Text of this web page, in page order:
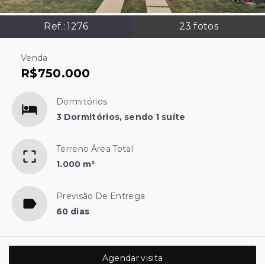
Ref.:1276 23 fotos
Venda
R$750.000
Dormitórios
3 Dormitórios, sendo 1 suíte
Terreno Área Total
1.000 m²
Previsão De Entrega
60 dias
Agendar visita